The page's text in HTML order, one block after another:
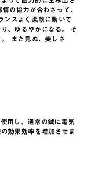
の協力が合わさって、
ンスよく柔軟に動いて
、ゆるやかになる。 そ
まだ見ぬ、美しさ
用し、通常の鍼に電気
効果効率を増加させま